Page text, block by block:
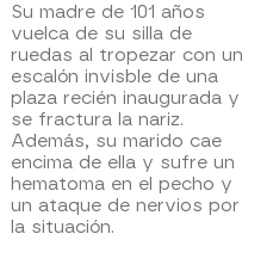
Su madre de 101 años
vuelca de su silla de
ruedas al tropezar con un
escalón invisble de una
plaza recién inaugurada y
se fractura la nariz.
Además, su marido cae
encima de ella y sufre un
hematoma en el pecho y
un ataque de nervios por
la situación.